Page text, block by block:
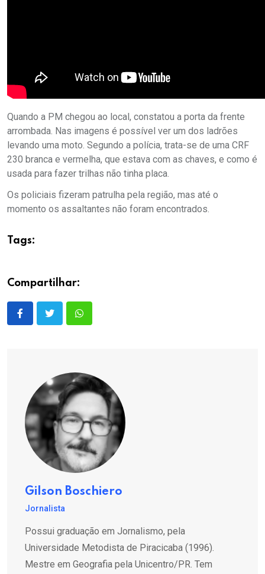
Quando a PM chegou ao local, constatou a porta da frente
arrombada. Nas imagens é possível ver um dos ladrões
levando uma moto. Segundo a polícia, trata-se de uma CRF
230 branca e vermelha, que estava com as chaves, e como é
usada para fazer trilhas não tinha placa.
Os policiais fizeram patrulha pela região, mas até o
momento os assaltantes não foram encontrados.
Tags:
Compartilhar:
Gilson Boschiero
Jornalista
Possui graduação em Jornalismo, pela
Universidade Metodista de Piracicaba (1996).
Mestre em Geografia pela Unicentro/PR. Tem